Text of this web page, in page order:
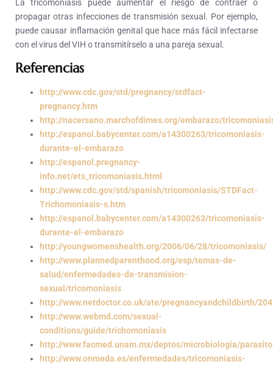
La tricomoniasis puede aumentar el riesgo de contraer o
propagar otras infecciones de transmisión sexual. Por ejemplo,
puede causar inflamación genital que hace más fácil infectarse
con el virus del VIH o transmitírselo a una pareja sexual.
Referencias
http://www.cdc.gov/std/pregnancy/stdfact-
pregnancy.htm
http://nacersano.marchofdimes.org/embarazo/
http://espanol.babycenter.com/a14300263/tricomoniasis-
durante-el-embarazo
http://espanol.pregnancy-
info.net/ets_tricomoniasis.html
http://www.cdc.gov/std/spanish/tricomoniasis/STDFact-
Trichomoniasis-s.htm
http://espanol.babycenter.com/a14300263/tricomoniasis-
durante-el-embarazo
http://youngwomenshealth.org/2006/06/28/tricomoniasis/
http://www.plannedparenthood.org/esp/temas-de-
salud/enfermedades-de-transmision-
sexual/tricomoniasis
http://www.netdoctor.co.uk/ate/pregnancyandchildbirth/
http://www.webmd.com/sexual-
conditions/guide/trichomoniasis
http://www.facmed.unam.mx/deptos/microbiologia/
http://www.onmeda.es/enfermedades/tricomoniasis-